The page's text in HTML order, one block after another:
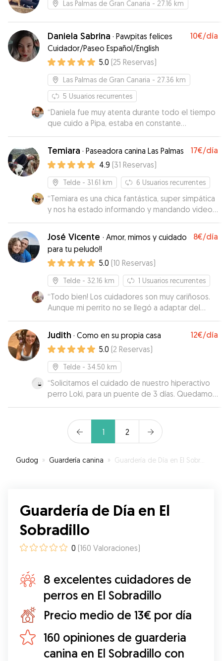
Las Palmas de Gran Canaria - 27.16 km
Daniela Sabrina · Pawpitas felices
Cuidador/Paseo Español/English
10€/día
5.0 (25 Reservas)
Las Palmas de Gran Canaria - 27.36 km
5 Usuarios recurrentes
“Daniela fue muy atenta durante todo el tiempo
que cuido a Pipa, estaba en constante
comunicación y nos enviaba fotos e información
de pipa
Temiara · Paseadora canina Las Palmas 17€/día
4.9 (31 Reservas)
Telde - 31.61 km 6 Usuarios recurrentes
“Temiara es una chica fantástica, super simpática
y nos ha estado informando y mandando videos
de nuestra peque todo el día. La peque ha
estado genial y muy contenta. Recomendable
100%!! ”
José Vicente · Amor, mimos y cuidado
para tu peludo!!
8€/día
5.0 (10 Reservas)
Telde - 32.16 km 1 Usuarios recurrentes
“Todo bien! Los cuidadores son muy cariñosos.
Aunque mi perrito no se llegó a adaptar del
todo con los perros grandes.”
Judith · Como en su propia casa 12€/día
5.0 (2 Reservas)
Telde - 34.50 km
“Solicitamos el cuidado de nuestro hiperactivo
perro Loki, para un puente de 3 días. Quedamos
encantados con los cuidados de Judith, siempre
con ver su cara de felicidad durante los paseos
o durmiendo a pata suelta después de ellos ya
la anfitriona Koa ayudó a Loki en su estancia
1 2
Gudog » Guardería canina » Guardería de Día en El Sobradillo
Guardería de Día en El
Sobradillo
0 (160 Valoraciones)
8 excelentes cuidadores de
perros en El Sobradillo
Precio medio de 13€ por día
160 opiniones de guarderia
canina en El Sobradillo con